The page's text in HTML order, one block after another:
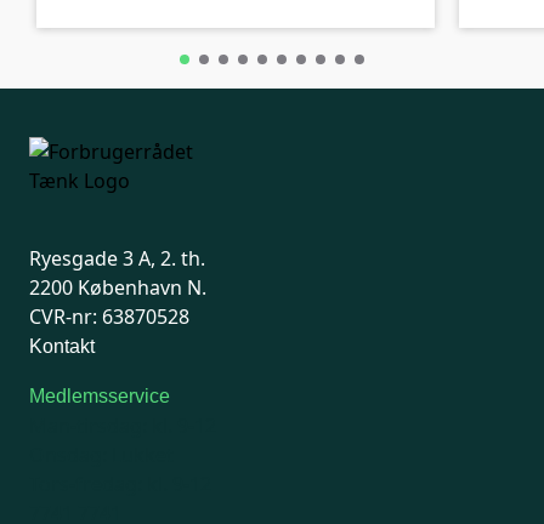
Ryesgade 3 A, 2. th.
2200 København N.
CVR-nr: 63870528
Kontakt
Medlemsservice